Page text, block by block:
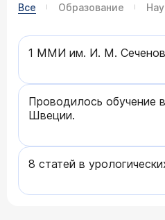
Все Образование
1 ММИ им. И. М.
Проводилось обучение
Швеции.
8 статей в